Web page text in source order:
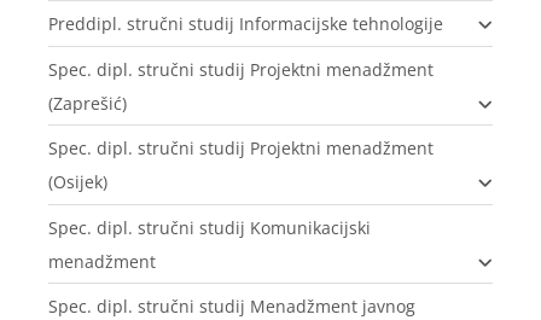
Preddipl. stručni studij Informacijske tehnologije
Spec. dipl. stručni studij Projektni menadžment
(Zaprešić)
Spec. dipl. stručni studij Projektni menadžment
(Osijek)
Spec. dipl. stručni studij Komunikacijski
menadžment
Spec. dipl. stručni studij Menadžment javnog